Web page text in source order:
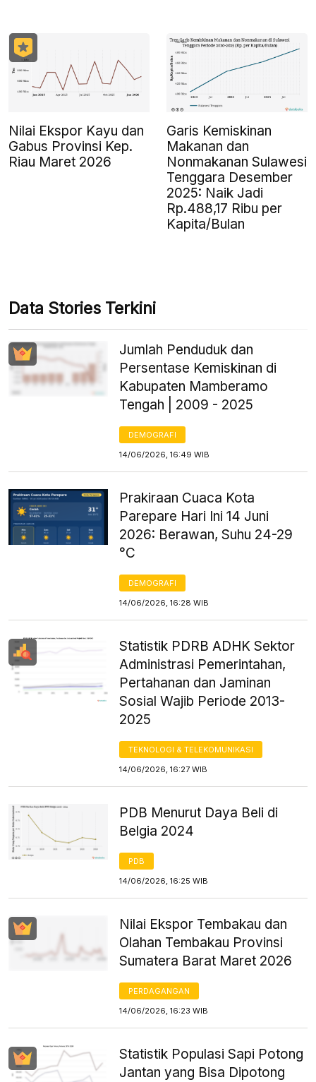
Nilai Ekspor Kayu dan
Gabus Provinsi Kep.
Riau Maret 2026
Garis Kemiskinan
Makanan dan
Nonmakanan Sulawesi
Tenggara Desember
2025: Naik Jadi
Rp.488,17 Ribu per
Kapita/Bulan
Data Stories Terkini
Jumlah Penduduk dan
Persentase Kemiskinan di
Kabupaten Mamberamo
Tengah | 2009 - 2025
DEMOGRAFI
14/06/2026, 16:49 WIB
Prakiraan Cuaca Kota
Parepare Hari Ini 14 Juni
2026: Berawan, Suhu 24-29
°C
DEMOGRAFI
14/06/2026, 16:28 WIB
Statistik PDRB ADHK Sektor
Administrasi Pemerintahan,
Pertahanan dan Jaminan
Sosial Wajib Periode 2013-
2025
TEKNOLOGI & TELEKOMUNIKASI
14/06/2026, 16:27 WIB
PDB Menurut Daya Beli di
Belgia 2024
PDB
14/06/2026, 16:25 WIB
Nilai Ekspor Tembakau dan
Olahan Tembakau Provinsi
Sumatera Barat Maret 2026
PERDAGANGAN
14/06/2026, 16:23 WIB
Statistik Populasi Sapi Potong
Jantan yang Bisa Dipotong